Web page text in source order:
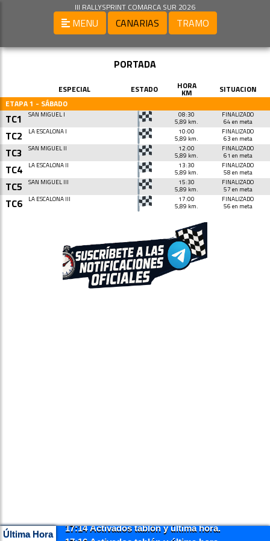
III RALLYSPRINT COMARCA SUR 2026
MENU CANARIAS TRAMO
PORTADA
ESPECIAL ESTADO HORA
KM
SITUACION
ETAPA 1 - SÁBADO
TC1 SAN MIGUEL I
08:30
5,89 km.
FINALIZADO
64 en meta
TC2 LA ESCALONA I
10:00
5,89 km.
FINALIZADO
63 en meta
TC3 SAN MIGUEL II
12:00
5,89 km.
FINALIZADO
61 en meta
TC4 LA ESCALONA II
13:30
5,89 km.
FINALIZADO
58 en meta
TC5 SAN MIGUEL III
15:30
5,89 km.
FINALIZADO
57 en meta
TC6 LA ESCALONA III
17:00
5,89 km.
FINALIZADO
56 en meta
Última Hora
17:14 Activados tablón y última hora.